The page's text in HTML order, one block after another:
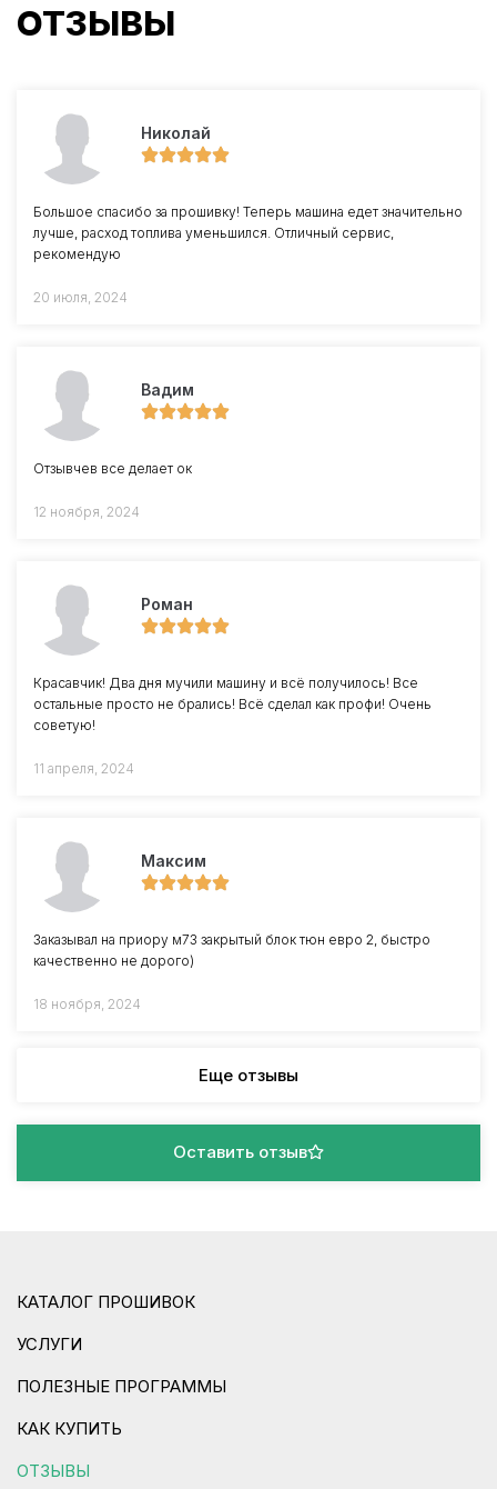
ОТЗЫВЫ
Николай
Большое спасибо за прошивку! Теперь машина едет значительно
лучше, расход топлива уменьшился. Отличный сервис,
рекомендую
20 июля, 2024
Вадим
Отзывчев все делает ок
12 ноября, 2024
Роман
Красавчик! Два дня мучили машину и всё получилось! Все
остальные просто не брались! Всё сделал как профи! Очень
советую!
11 апреля, 2024
Максим
Заказывал на приору м73 закрытый блок тюн евро 2, быстро
качественно не дорого)
18 ноября, 2024
Еще отзывы
Оставить отзыв
КАТАЛОГ ПРОШИВОК
УСЛУГИ
ПОЛЕЗНЫЕ ПРОГРАММЫ
КАК КУПИТЬ
ОТЗЫВЫ